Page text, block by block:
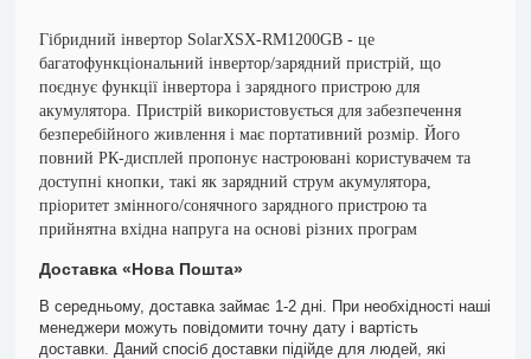
Гібридний інвертор SolarXSX-RM1200GB - це
багатофункціональний інвертор/зарядний пристрій, що
поєднує функції інвертора і зарядного пристрою для
акумулятора. Пристрій використовується для забезпечення
безперебійного живлення і має портативний розмір. Його
повний РК-дисплей пропонує настроювані користувачем та
доступні кнопки, такі як зарядний струм акумулятора,
пріоритет змінного/сонячного зарядного пристрою та
прийнятна вхідна напруга на основі різних програм
Доставка «Нова Пошта»
В середньому, доставка займає 1-2 дні. При необхідності наші
менеджери можуть повідомити точну дату і вартість
доставки. Даний спосіб доставки підійде для людей, які